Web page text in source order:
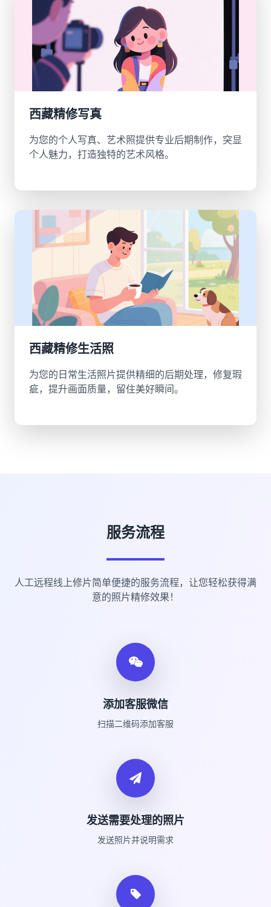
西藏精修写真
为您的个人写真、艺术照提供专业后期制作，突显
个人魅力，打造独特的艺术风格。
西藏精修生活照
为您的日常生活照片提供精细的后期处理，修复瑕
疵，提升画面质量，留住美好瞬间。
服务流程
人工远程线上修片简单便捷的服务流程，让您轻松获得满
意的照片精修效果！
添加客服微信
扫描二维码添加客服
发送需要处理的照片
发送照片并说明需求